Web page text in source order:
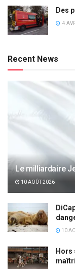
Des
4
Recent News
Le milliardaire
10 AOÛT 2026
10
Hors